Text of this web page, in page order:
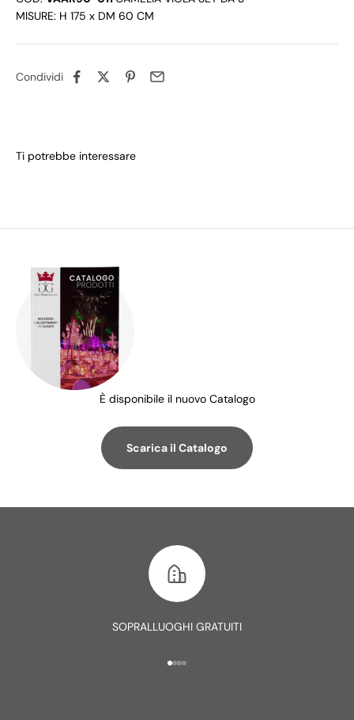
MISURE: H 175 x DM 60 CM
Condividi
È disponibile il nuovo Catalogo
Scarica il Catalogo
SOPRALLUOGHI GRATUITI